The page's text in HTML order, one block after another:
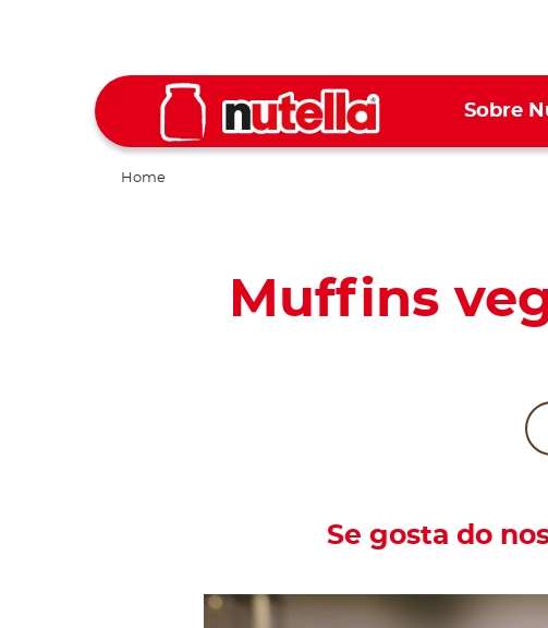
Sobre
Home
Muffins
Se gosta do